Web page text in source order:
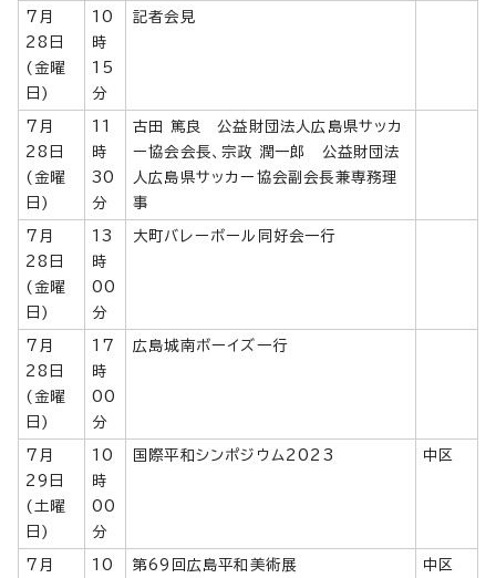
7月
28日
(金曜
日)
10
時
15
分
記者会見
7月
28日
(金曜
日)
11
時
30
分
古田 篤良 公益財団法人広島県サッカ
ー協会会長、宗政 潤一郎 公益財団法
人広島県サッカー協会副会長兼専務理
事
7月
28日
(金曜
日)
13
時
00
分
大町バレーボール同好会一行
7月
28日
(金曜
日)
17
時
00
分
広島城南ボーイズ一行
7月
29日
(土曜
日)
10
時
00
分
国際平和シンポジウム2023 中区
7月
10
第69回広島平和美術展 中区